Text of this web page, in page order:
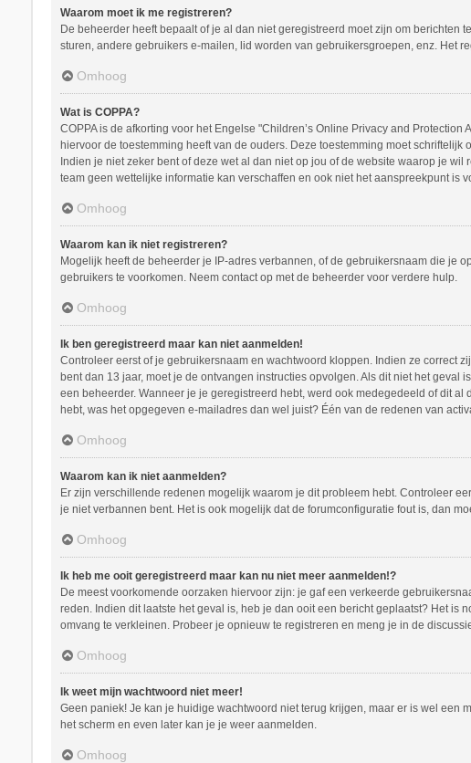
Waarom moet ik me registreren?
De beheerder heeft bepaalt of je al dan niet geregistreerd moet zijn om
sturen, andere gebruikers e-mailen, lid worden van gebruikersgroepen, enz. Het
Omhoog
Wat is COPPA?
COPPA is de afkorting voor het Engelse "Children’s Online Privacy and
hiervoor de toestemming heeft van de ouders. Deze toestemming moet
Indien je niet zeker bent of deze wet al dan niet op jou of de website waarop je
team geen wettelijke informatie kan verschaffen en ook niet het aanspreekpunt is
Omhoog
Waarom kan ik niet registreren?
Mogelijk heeft de beheerder je IP-adres verbannen, of de gebruikersnaam die je
gebruikers te voorkomen. Neem contact op met de beheerder voor verdere hulp.
Omhoog
Ik ben geregistreerd maar kan niet aanmelden!
Controleer eerst of je gebruikersnaam en wachtwoord kloppen. Indien ze correct
bent dan 13 jaar, moet je de ontvangen instructies opvolgen. Als dit niet het
een beheerder. Wanneer je je geregistreerd hebt, werd ook medegedeeld of dit
hebt, was het opgegeven e-mailadres dan wel juist? Één van de redenen van
Omhoog
Waarom kan ik niet aanmelden?
Er zijn verschillende redenen mogelijk waarom je dit probleem hebt. Controleer
je niet verbannen bent. Het is ook mogelijk dat de forumconfiguratie fout is, dan
Omhoog
Ik heb me ooit geregistreerd maar kan nu niet meer aanmelden!?
De meest voorkomende oorzaken hiervoor zijn: je gaf een verkeerde
reden. Indien dit laatste het geval is, heb je dan ooit een bericht geplaatst? Het
omvang te verkleinen. Probeer je opnieuw te registreren en meng je in de
Omhoog
Ik weet mijn wachtwoord niet meer!
Geen paniek! Je kan je huidige wachtwoord niet terug krijgen, maar er is wel
het scherm en even later kan je je weer aanmelden.
Omhoog